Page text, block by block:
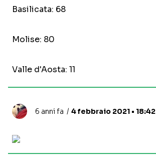
Basilicata: 68
Molise: 80
Valle d'Aosta: 11
6 anni fa 4 febbraio 2021 • 18:42